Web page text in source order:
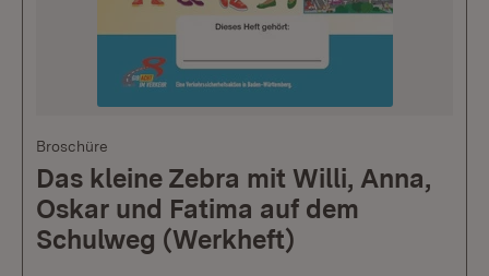
Broschüre
Das kleine Zebra mit Willi, Anna,
Oskar und Fatima auf dem
Schulweg (Werkheft)